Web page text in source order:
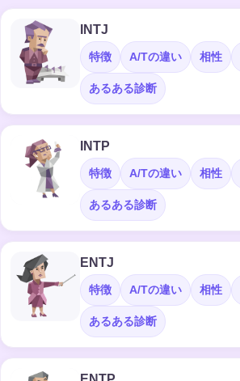
INTJ
特徴 A/Tの違い 相性
あるある診断
INTP
特徴 A/Tの違い 相性
あるある診断
ENTJ
特徴 A/Tの違い 相性
あるある診断